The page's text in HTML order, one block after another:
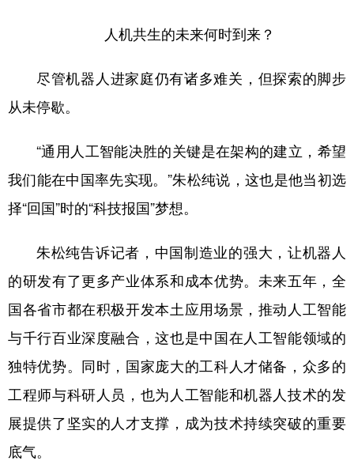
人机共生的未来何时到来？
尽管机器人进家庭仍有诸多难关，但探索的脚步
从未停歇。
“通用人工智能决胜的关键是在架构的建立，希望
我们能在中国率先实现。”朱松纯说，这也是他当初选
择“回国”时的“科技报国”梦想。
朱松纯告诉记者，中国制造业的强大，让机器人
的研发有了更多产业体系和成本优势。未来五年，全
国各省市都在积极开发本土应用场景，推动人工智能
与千行百业深度融合，这也是中国在人工智能领域的
独特优势。同时，国家庞大的工科人才储备，众多的
工程师与科研人员，也为人工智能和机器人技术的发
展提供了坚实的人才支撑，成为技术持续突破的重要
底气。